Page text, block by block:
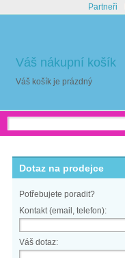
Partneři
Váš nákupní košík
Váš košík je prázdný
Dotaz na prodejce
Potřebujete poradit?
Kontakt (email, telefon):
Váš dotaz: